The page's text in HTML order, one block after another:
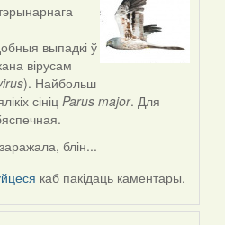
выпадкі ў
вірусам
). Найбольш
сініц Parus major. Для
блін...
каб пакідаць каментары.